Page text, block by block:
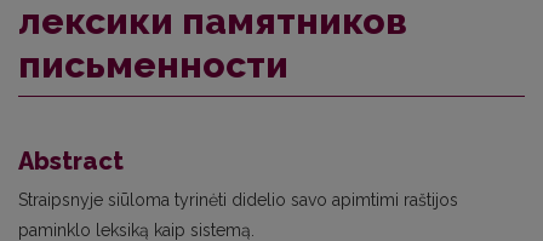
лексики памятников
письменности
Abstract
Straipsnyje siūloma tyrinėti didelio savo apimtimi raštijos
paminklo leksiką kaip sistemą.